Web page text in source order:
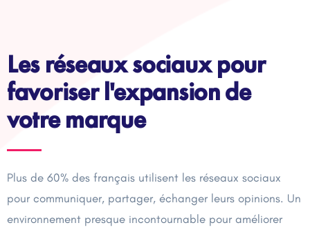
Les réseaux sociaux pour
favoriser l'expansion de
votre marque
Plus de 60% des français utilisent les réseaux sociaux
pour communiquer, partager, échanger leurs opinions. Un
environnement presque incontournable pour améliorer